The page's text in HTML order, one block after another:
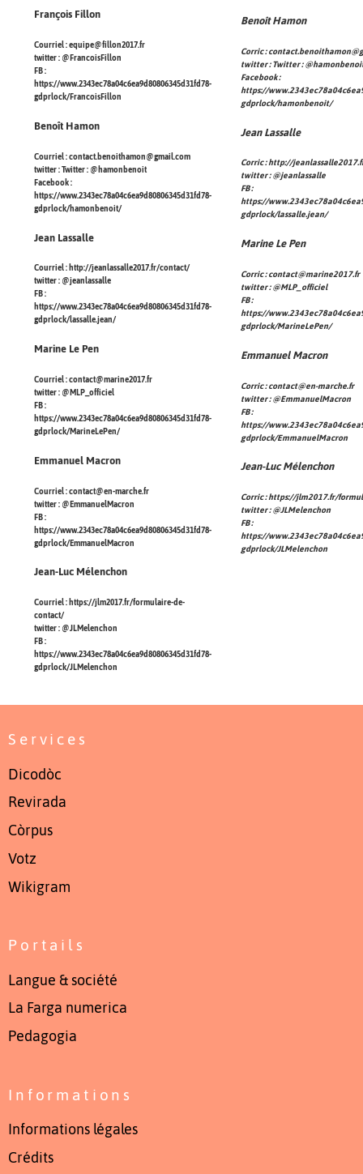
François Fillon
Courriel :equipe@fillon2017.fr
twitter : @FrancoisFillon
FB :
https://www.2343ec78a04c6ea9d80806345d31fd78-
gdprlock/FrancoisFillon
Benoît Hamon
Courriel :contact.benoithamon@gmail.com
twitter : Twitter : @hamonbenoit
Facebook :
https://www.2343ec78a04c6ea9d80806345d31fd78-
gdprlock/hamonbenoit/
Jean Lassalle
Courriel : http://jeanlassalle2017.fr/contact/
twitter : @jeanlassalle
FB :
https://www.2343ec78a04c6ea9d80806345d31fd78-
gdprlock/lassalle.jean/
Marine Le Pen
Courriel :contact@marine2017.fr
twitter : @MLP_officiel
FB :
https://www.2343ec78a04c6ea9d80806345d31fd78-
gdprlock/MarineLePen/
Emmanuel Macron
Courriel :contact@en-marche.fr
twitter : @EmmanuelMacron
FB :
https://www.2343ec78a04c6ea9d80806345d31fd78-
gdprlock/EmmanuelMacron
Jean-Luc Mélenchon
Courriel : https://jlm2017.fr/formulaire-de-
contact/
twitter : @JLMelenchon
FB :
https://www.2343ec78a04c6ea9d80806345d31fd78-
gdprlock/JLMelenchon
Benoît Hamon
Corric :
twitter : Twitter :
Facebook :
https://
gdprlock/hamonbenoit/
Jean Lassalle
Corric :http://
twitter :@jeanlassalle
FB :
https://
gdprlock/lassalle.jean/
Marine Le Pen
Corric :contact@marine2017.fr
twitter :@MLP_officiel
FB :
https://
gdprlock/MarineLePen/
Emmanuel Macron
Corric :contact@en-marche.fr
twitter :@EmmanuelMacron
FB :
https://
gdprlock/EmmanuelMacron
Jean-Luc Mélenchon
Corric :https://jlm2017.fr/
twitter :@JLMelenchon
FB :
https://
gdprlock/JLMelenchon
Services
Dicodòc
Revirada
Còrpus
Votz
Wikigram
Portails
Langue & société
La Farga numerica
Pedagogia
Informations
Informations légales
Crédits